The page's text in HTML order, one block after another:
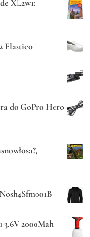
XL2w1:
Elastico
do GoPro Hero
2000Mah